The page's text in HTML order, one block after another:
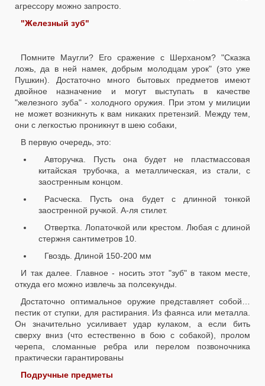
агрессору можно запросто.
"Железный зуб"
Помните Маугли? Его сражение с Шерханом? "Сказка
ложь, да в ней намек, добрым молодцам урок" (это уже
Пушкин). Достаточно много бытовых предметов имеют
двойное назначение и могут выступать в качестве
"железного зуба" - холодного оружия. При этом у милиции
не может возникнуть к вам никаких претензий. Между тем,
они с легкостью проникнут в шею собаки,
В первую очередь, это:
Авторучка. Пусть она будет не пластмассовая
китайская трубочка, а металлическая, из стали, с
заостренным концом.
Расческа. Пусть она будет с длинной тонкой
заостренной ручкой. А-ля стилет.
Отвертка. Лопаточкой или крестом. Любая с длиной
стержня сантиметров 10.
Гвоздь. Длиной 150-200 мм
И так далее. Главное - носить этот "зуб" в таком месте,
откуда его можно извлечь за полсекунды.
Достаточно оптимальное оружие представляет собой…
пестик от ступки, для растирания. Из фаянса или металла.
Он значительно усиливает удар кулаком, а если бить
сверху вниз (что естественно в бою с собакой), пролом
черепа, сломанные ребра или перелом позвоночника
практически гарантированы
Подручные предметы